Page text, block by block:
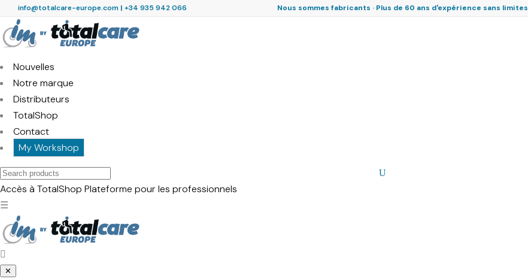
info@totalcare-europe.com| +34 935 942 066 Nous sommes fabricants · Plus de 60 ans d'expérience sans limites
Nouvelles
Notre marque
Distributeurs
TotalShop
Contact
My Workshop
Search
products
Accès à TotalShop Plateforme pour les professionnels
☰
✕